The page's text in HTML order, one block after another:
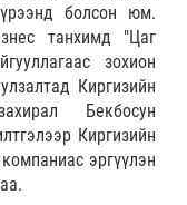
болсон юм.
танхимд "Цаг
зохион
Киргизийн
Бекбосун
Киргизийн
эргүүлэн